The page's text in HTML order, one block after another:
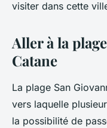
visiter dans cette
Aller à la
Catane
La plage San
vers laquelle
la possibilité de